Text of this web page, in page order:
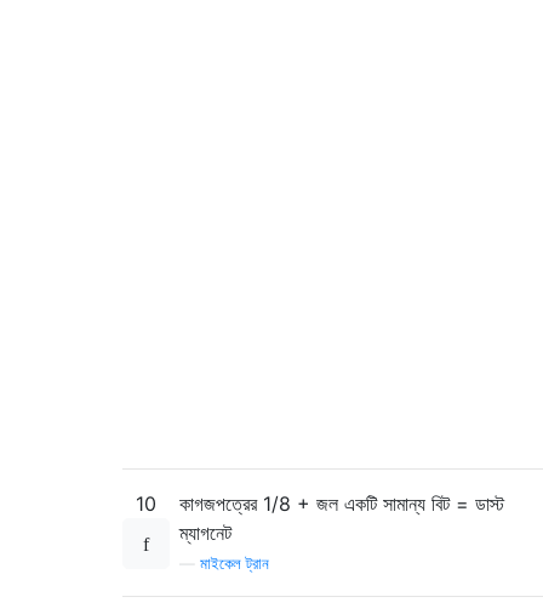
10
কাগজপত্রের 1/8 + জল একটি সামান্য বিট = ডাস্ট
ম্যাগনেট
মাইকেল ট্রান